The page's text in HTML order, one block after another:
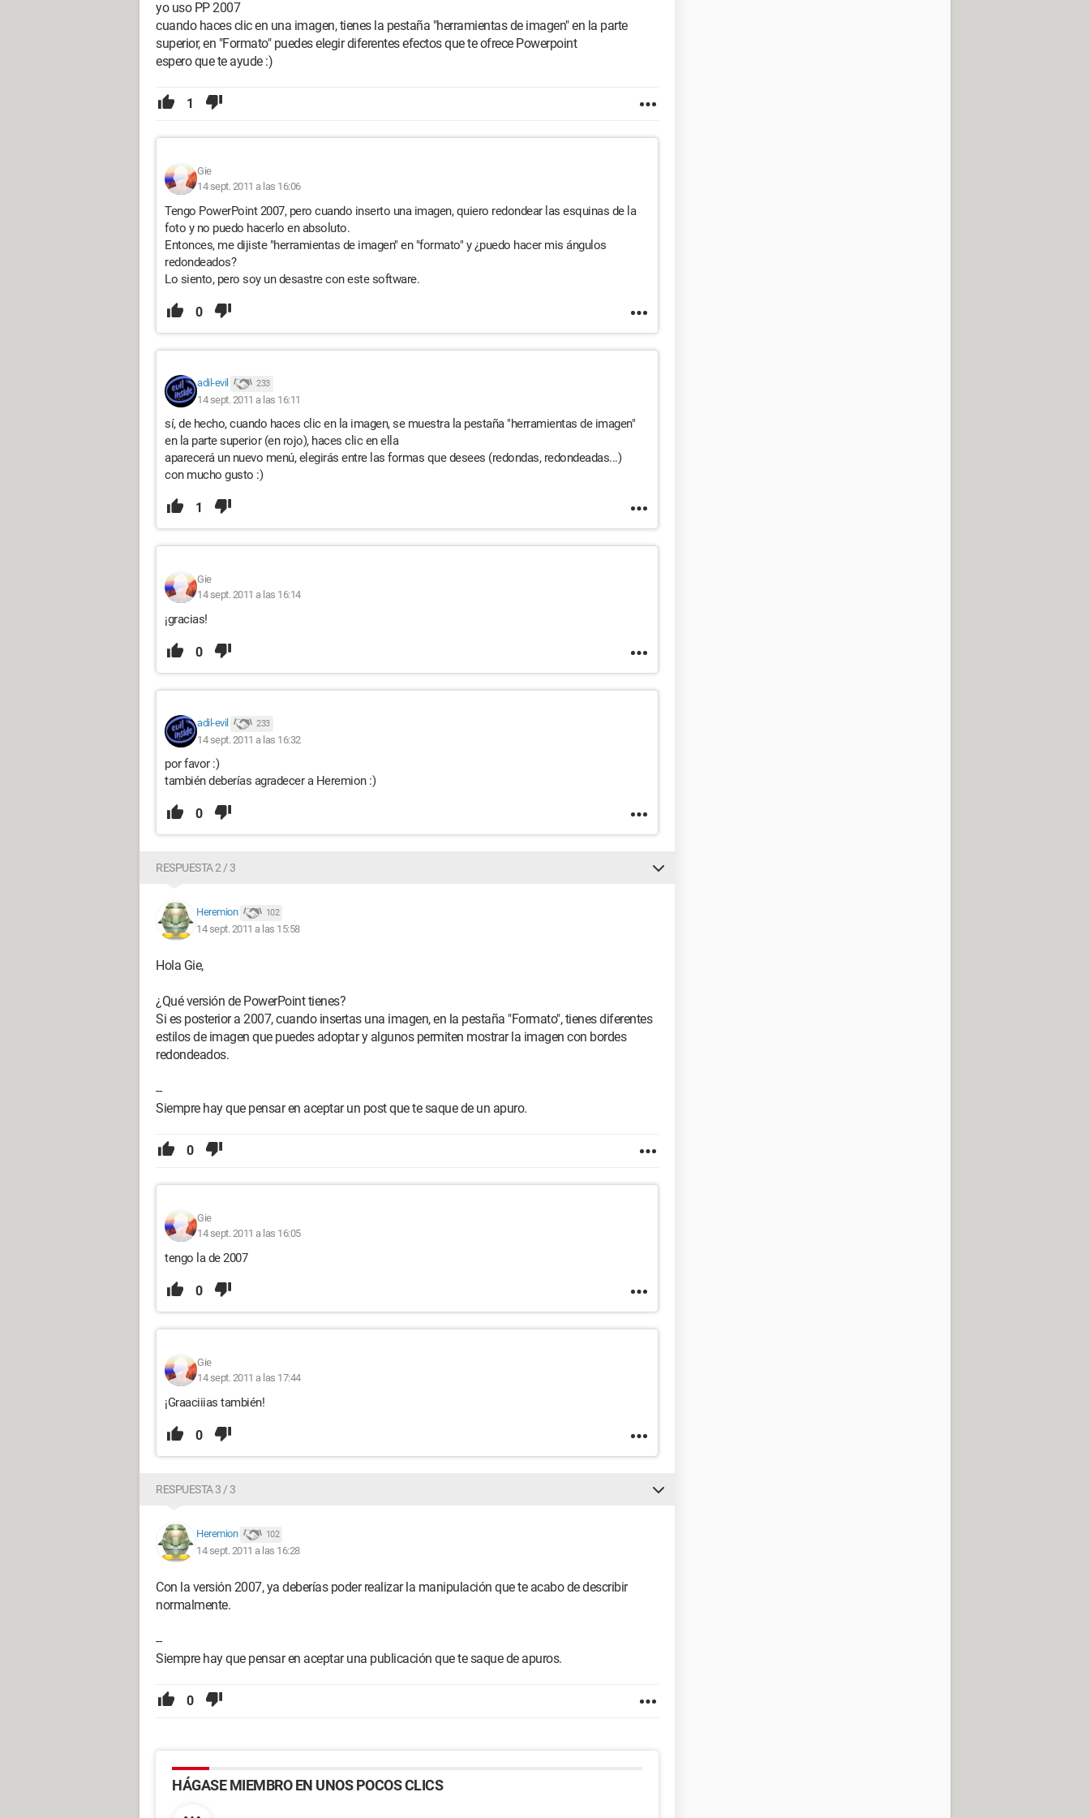
yo uso PP 2007
cuando haces clic en una imagen, tienes la pestaña "herramientas de imagen" en la parte
superior, en "Formato" puedes elegir diferentes efectos que te ofrece Powerpoint
espero que te ayude :)
1
Gie
14 sept. 2011 a las 16:06
Tengo PowerPoint 2007, pero cuando inserto una imagen, quiero redondear las esquinas de la
foto y no puedo hacerlo en absoluto.
Entonces, me dijiste "herramientas de imagen" en "formato" y ¿puedo hacer mis ángulos
redondeados?
Lo siento, pero soy un desastre con este software.
0
adil-evil 233
14 sept. 2011 a las 16:11
sí, de hecho, cuando haces clic en la imagen, se muestra la pestaña "herramientas de imagen"
en la parte superior (en rojo), haces clic en ella
aparecerá un nuevo menú, elegirás entre las formas que desees (redondas, redondeadas...)
con mucho gusto :)
1
Gie
14 sept. 2011 a las 16:14
¡gracias!
0
adil-evil 233
14 sept. 2011 a las 16:32
por favor :)
también deberías agradecer a Heremion :)
0
RESPUESTA 2 / 3
Heremion 102
14 sept. 2011 a las 15:58
Hola Gie,
¿Qué versión de PowerPoint tienes?
Si es posterior a 2007, cuando insertas una imagen, en la pestaña "Formato", tienes diferentes
estilos de imagen que puedes adoptar y algunos permiten mostrar la imagen con bordes
redondeados.
--
Siempre hay que pensar en aceptar un post que te saque de un apuro.
0
Gie
14 sept. 2011 a las 16:05
tengo la de 2007
0
Gie
14 sept. 2011 a las 17:44
¡Graaciiias también!
0
RESPUESTA 3 / 3
Heremion 102
14 sept. 2011 a las 16:28
Con la versión 2007, ya deberías poder realizar la manipulación que te acabo de describir
normalmente.
--
Siempre hay que pensar en aceptar una publicación que te saque de apuros.
0
HÁGASE MIEMBRO EN UNOS POCOS CLICS